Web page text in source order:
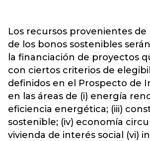
Los recursos provenientes de
de los bonos sostenibles
la financiación de proyectos
con ciertos criterios de
definidos en el Prospecto de
en las áreas de (i) energía
eficiencia energética; (iii)
sostenible; (iv) economía
vivienda de interés social (vi)